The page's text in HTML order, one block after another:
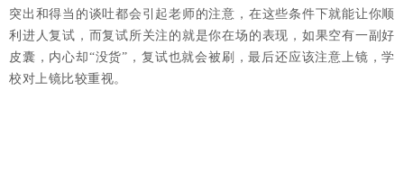
突出和得当的谈吐都会引起老师的注意，在这些条件下就能让你顺
利进人复试，而复试所关注的就是你在场的表现，如果空有一副好
皮囊，内心却“没货”，复试也就会被刷，最后还应该注意上镜，学
校对上镜比较重视。